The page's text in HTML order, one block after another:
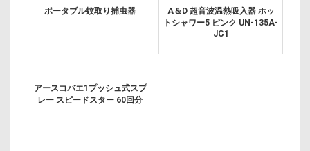
ポータブル蚊取り捕虫器
A＆D 超音波温熱吸入器 ホッ
トシャワー5 ピンク UN-135A-
JC1
アースコバエ1プッシュ式スプ
レー スピードスター 60回分